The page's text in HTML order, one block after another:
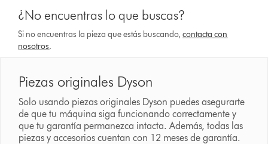
¿No encuentras lo que buscas?
Si no encuentras la pieza que estás buscando,contacta con
nosotros.
Piezas originales Dyson
Solo usando piezas originales Dyson puedes asegurarte
de que tu máquina siga funcionando correctamente y
que tu garantía permanezca intacta. Además, todas las
piezas y accesorios cuentan con 12 meses de garantía.